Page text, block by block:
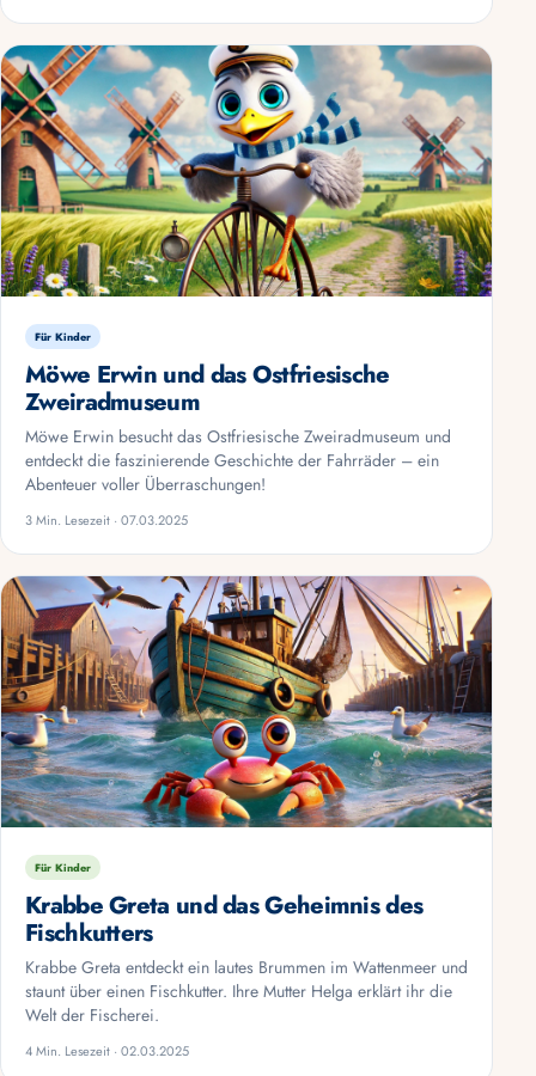
Für Kinder
Möwe Erwin und das Ostfriesische
Zweiradmuseum
Möwe Erwin besucht das Ostfriesische Zweiradmuseum und
entdeckt die faszinierende Geschichte der Fahrräder – ein
Abenteuer voller Überraschungen!
3 Min. Lesezeit · 07.03.2025
Für Kinder
Krabbe Greta und das Geheimnis des
Fischkutters
Krabbe Greta entdeckt ein lautes Brummen im Wattenmeer und
staunt über einen Fischkutter. Ihre Mutter Helga erklärt ihr die
Welt der Fischerei.
4 Min. Lesezeit · 02.03.2025